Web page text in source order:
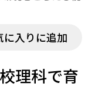
に入りに追加
理科で育